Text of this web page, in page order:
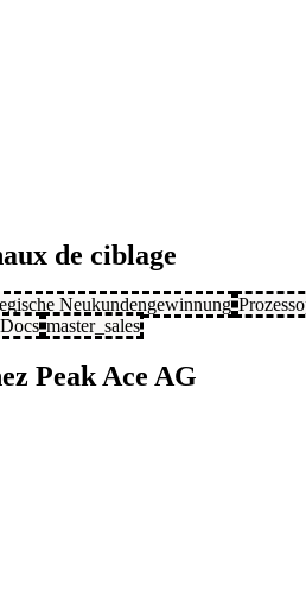
de ciblage
Neukundengewinnung
master_sales
Peak Ace AG